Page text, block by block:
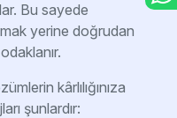
Bu sayede
yerine doğrudan
kârlılığınıza
şunlardır: